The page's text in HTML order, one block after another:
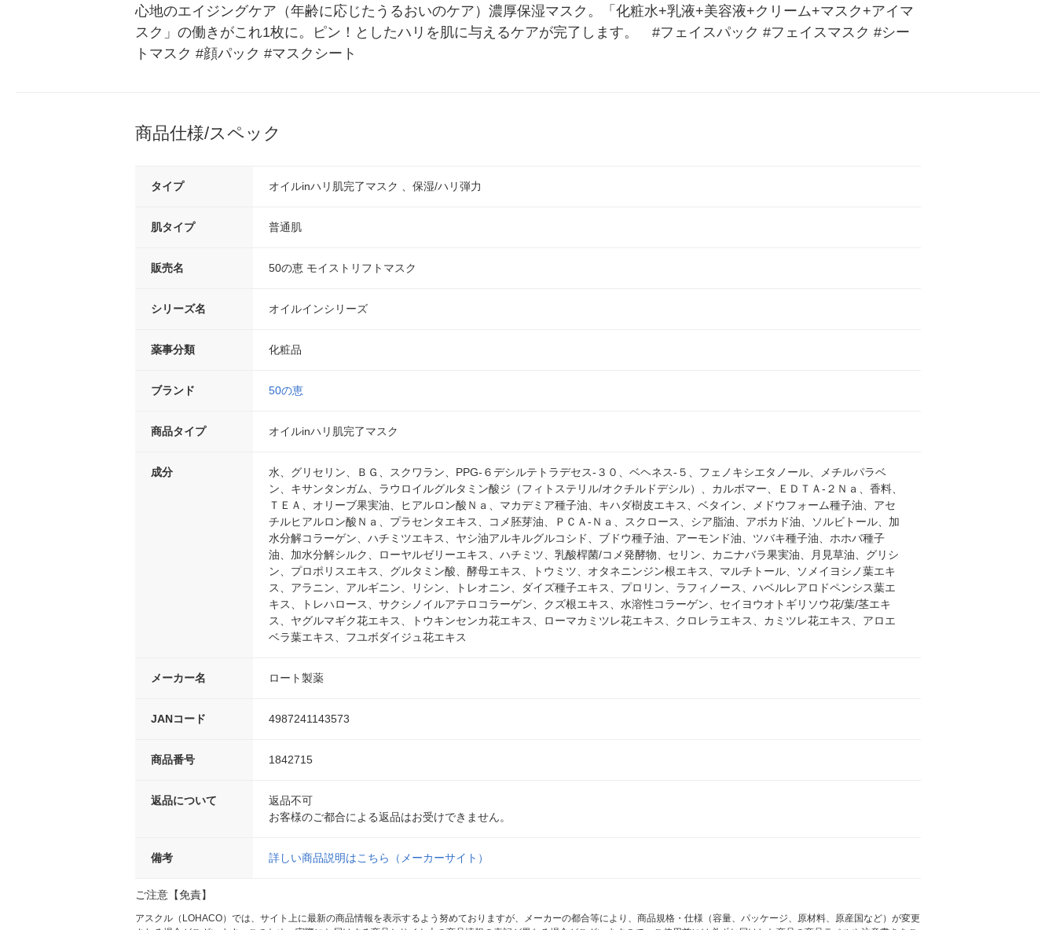
心地のエイジングケア（年齢に応じたうるおいのケア）濃厚保湿マスク。「化粧水+乳液+美容液+クリーム+マスク+アイマ
スク」の働きがこれ1枚に。ピン！としたハリを肌に与えるケアが完了します。　#フェイスパック #フェイスマスク #シー
トマスク #顔パック #マスクシート
商品仕様/スペック
タイプ オイルinハリ肌完了マスク 、保湿/ハリ弾力
肌タイプ 普通肌
販売名 50の恵 モイストリフトマスク
シリーズ名 オイルインシリーズ
薬事分類 化粧品
ブランド 50の恵
商品タイプ オイルinハリ肌完了マスク
成分
水、グリセリン、ＢＧ、スクワラン、PPG-６デシルテトラデセス-３０、ベヘネス-５、フェノキシエタノール、メチルパラベ
ン、キサンタンガム、ラウロイルグルタミン酸ジ（フィトステリル/オクチルドデシル）、カルボマー、ＥＤＴＡ-２Ｎａ、香料、
ＴＥＡ、オリーブ果実油、ヒアルロン酸Ｎａ、マカデミア種子油、キハダ樹皮エキス、ベタイン、メドウフォーム種子油、アセ
チルヒアルロン酸Ｎａ、プラセンタエキス、コメ胚芽油、ＰＣＡ-Ｎａ、スクロース、シア脂油、アボカド油、ソルビトール、加
水分解コラーゲン、ハチミツエキス、ヤシ油アルキルグルコシド、ブドウ種子油、アーモンド油、ツバキ種子油、ホホバ種子
油、加水分解シルク、ローヤルゼリーエキス、ハチミツ、乳酸桿菌/コメ発酵物、セリン、カニナバラ果実油、月見草油、グリシ
ン、プロポリスエキス、グルタミン酸、酵母エキス、トウミツ、オタネニンジン根エキス、マルチトール、ソメイヨシノ葉エキ
ス、アラニン、アルギニン、リシン、トレオニン、ダイズ種子エキス、プロリン、ラフィノース、ハベルレアロドペンシス葉エ
キス、トレハロース、サクシノイルアテロコラーゲン、クズ根エキス、水溶性コラーゲン、セイヨウオトギリソウ花/葉/茎エキ
ス、ヤグルマギク花エキス、トウキンセンカ花エキス、ローマカミツレ花エキス、クロレラエキス、カミツレ花エキス、アロエ
ベラ葉エキス、フユボダイジュ花エキス
メーカー名 ロート製薬
JANコード 4987241143573
商品番号 1842715
返品について
返品不可
お客様のご都合による返品はお受けできません。
備考 詳しい商品説明はこちら（メーカーサイト）
ご注意【免責】
アスクル（LOHACO）では、サイト上に最新の商品情報を表示するよう努めておりますが、メーカーの都合等により、商品規格・仕様（容量、パッケージ、原材料、原産国など）が変更